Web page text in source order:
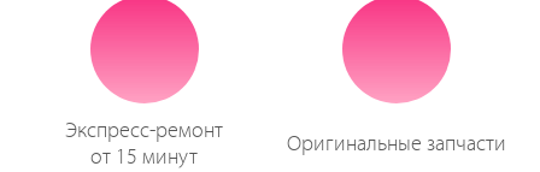
Экспресс-ремонт
от 15 минут
Оригинальные запчасти